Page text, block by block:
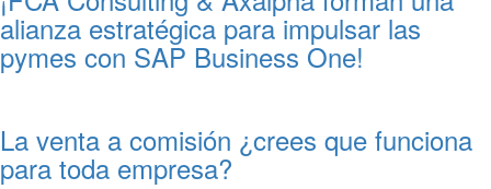
alianza estratégica para impulsar las
pymes con SAP Business One!
La venta a comisión ¿crees que funciona
para toda empresa?